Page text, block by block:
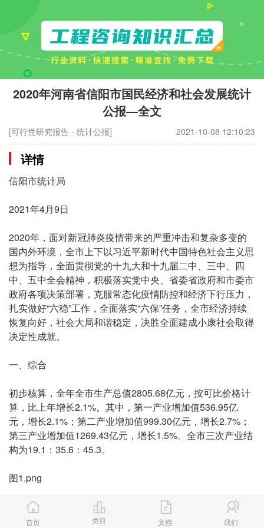
2020年河南省信阳市国民经济和社会发展统计
公报—全文
[可行性研究报告 - 统计公报] 2021-10-08 12:10:23
详情
信阳市统计局
2021年4月9日
2020年，面对新冠肺炎疫情带来的严重冲击和复杂多变的
国内外环境，全市上下以习近平新时代中国特色社会主义思
想为指导，全面贯彻党的十九大和十九届二中、三中、四
中、五中全会精神，积极落实党中央、省委省政府和市委市
政府各项决策部署，克服常态化疫情防控和经济下行压力，
扎实做好“六稳”工作，全面落实“六保”任务，全市经济持续
恢复向好，社会大局和谐稳定，决胜全面建成小康社会取得
决定性成就。
一、综合
初步核算，全年全市生产总值2805.68亿元，按可比价格计
算，比上年增长2.1%。其中，第一产业增加值536.95亿
元，增长2.1%；第二产业增加值999.30亿元，增长2.7%；
第三产业增加值1269.43亿元，增长1.5%。全市三次产业结
构为19.1：35.6：45.3。
图1.png
市场物价温和上涨。全年居民消费价格总水平比上年上涨
2.8%。其中，城市上涨3.3%，农村上涨2.6%。商品零售价
首页 类目 文档 我们